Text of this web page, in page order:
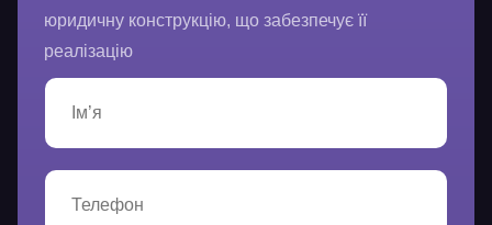
юридичну конструкцію, що забезпечує її
реалізацію
І
я
*
Т